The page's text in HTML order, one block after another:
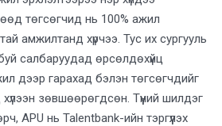
төгсөгчид нь 100% ажил
амжилтанд хүрчээ. Тус их сургууль
салбаруудад өрсөлдөхүйц
дээр гарахад бэлэн төгсөгчдийг
зөвшөөрөгдсөн. Түүний шилдэг
APU нь Talentbank-ийн тэргүүлэх